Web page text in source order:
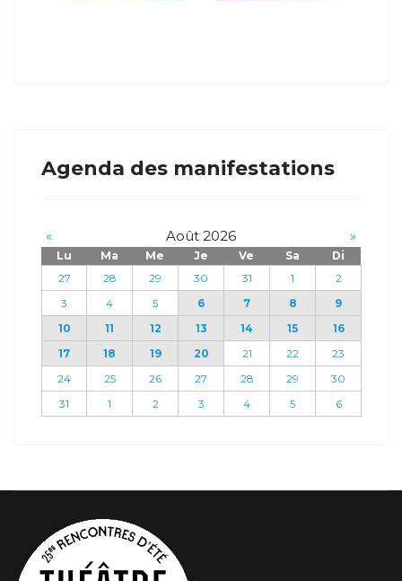
Agenda des manifestations
« Août 2026 »
Lu Ma Me Je Ve Sa
Di
27
28 29 30 31 1
2
3
4 5 6 7 8
9
10
11 12 13 14 15
16
17
18 19 20 21 22
23
24
25 26 27 28 29
30
31
1 2 3 4 5 6